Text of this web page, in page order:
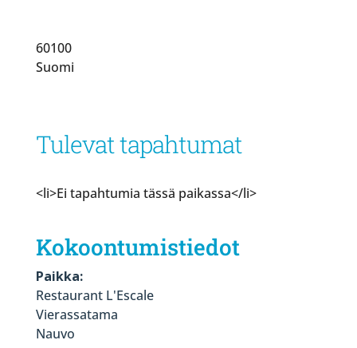
60100
Suomi
Tulevat tapahtumat
<li>Ei tapahtumia tässä paikassa</li>
Kokoontumistiedot
Paikka:
Restaurant L'Escale
Vierassatama
Nauvo